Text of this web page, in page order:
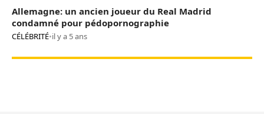
Allemagne: un ancien joueur du Real Madrid
condamné pour pédopornographie
CÉLÉBRITÉ•il y a 5 ans